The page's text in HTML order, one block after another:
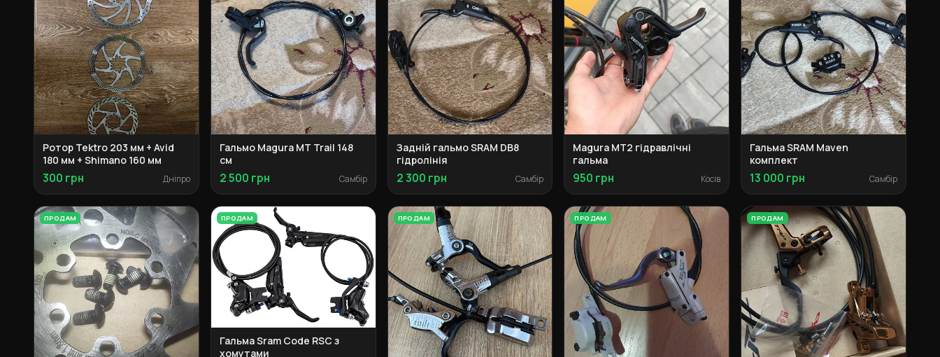
Ротор Tektro 203 мм + Avid
180 мм + Shimano 160 мм
300 грн Дніпро
Гальмо Magura MT Trail 148
см
2 500 грн Самбір
Задній гальмо SRAM DB8
гідролінія
2 300 грн Самбір
Magura MT2 гідравлічні
гальма
950 грн Косів
Гальма SRAM Maven
комплект
13 000 грн Самбір
ПРОДАМ ПРОДАМ
Гальма Sram Code RSC з
хомутами
ПРОДАМ ПРОДАМ ПРОДАМ